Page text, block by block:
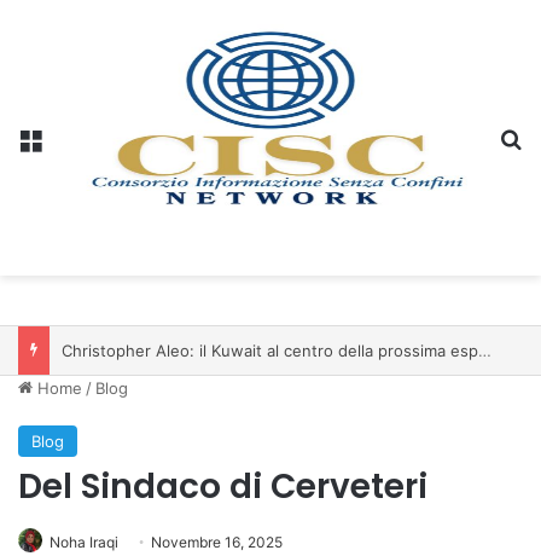
Christopher Aleo: il Kuwait al centro della prossima espansione di iSwiss Pay nel Golfo
Home / Blog
Blog
Del Sindaco di Cerveteri
Noha Iraqi Novembre 16, 2025